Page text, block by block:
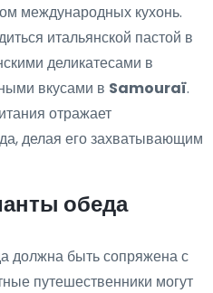
международных кухонь.
итальянской пастой в
деликатесами в
вкусами в Samouraï.
отражает
делая его захватывающим
обеда
должна быть сопряжена с
путешественники могут